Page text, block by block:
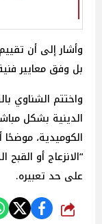
وأشار إلى أن
بل وفق معايير
واختتم الشناوي
الدينية بشكل
الكوميدية،
“الانزعاج أو
على حد تعبيره.
شارك